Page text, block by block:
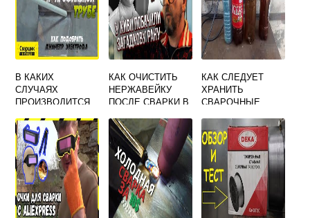
В КАКИХ
СЛУЧАЯХ
ПРОИЗВОДИТСЯ
КОНТРОЛЬНЫХ
ОБРАЗЦОВ ДЛЯ
МЕХАНИЧЕСКИХ
ИСПЫТАНИЙ
КАК ОЧИСТИТЬ
НЕРЖАВЕЙКУ
ПОСЛЕ СВАРКИ В
УСЛОВИЯХ
КАК СЛЕДУЕТ
ХРАНИТЬ
СВАРОЧНЫЕ